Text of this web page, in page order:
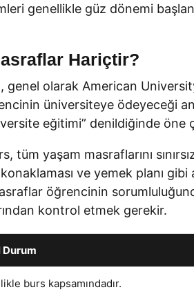
genellikle güz dönemi
Hariçtir?
genel olarak American
üniversiteye ödeyeceği
eğitimi” denildiğinde öne
yaşam masraflarını
ve yemek planı
öğrencinin
kontrol etmek gerekir.
Durum
burs kapsamındadır.